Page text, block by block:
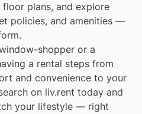
plans, and explore
policies, and amenities —
shopper or a
a rental steps from
and convenience to your
on liv.rent today and
your lifestyle — right